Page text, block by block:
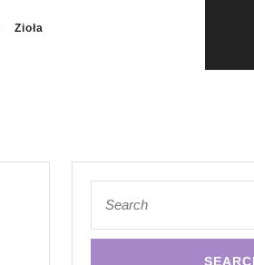
Zioła
for: